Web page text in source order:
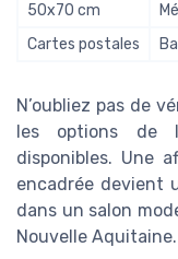
50x70 cm
Cartes postales
N’oubliez pas de
les options de
disponibles. Une
encadrée devient
dans un salon
Nouvelle Aquitaine.